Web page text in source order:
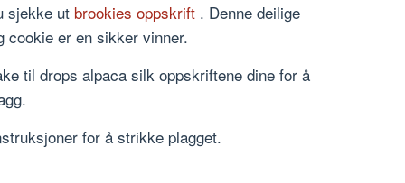
sjekke ut brookies oppskrift . Denne deilige
cookie er en sikker vinner.
til drops alpaca silk oppskriftene dine for å
for å strikke plagget.